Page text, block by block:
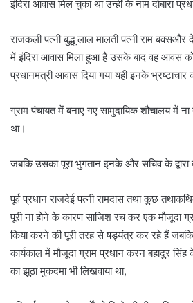
इंदिरा आवास मिल चुका था उन्हीं के नाम दोबारा
राजकली पत्नी बुद्धू लाल मालती पत्नी राम बक्सऔर
में इंदिरा आवास मिला हुआ है उसके बाद वह आवस को
प्रधानमंत्री आवास दिया गया यही इनके भ्रष्टाचार
ग्राम पंचायत में बनाए गए सामुदायिक शौचालय में ना
था।
जबकि उसका पूरा भुगतान इनके और सचिव के द्वारा
पूर्व प्रधान राजदेई पत्नी रामदास तथा कुछ
पूरी ना होने के कारण साजिश रच कर एक मौजूदा
किया करने की पूरी तरह से षड्यंत्र कर रहे हैं
कार्यकाल में मौजूदा ग्राम प्रधान करन बहादुर
का झुठा मुकदमा भी लिखवाया था,